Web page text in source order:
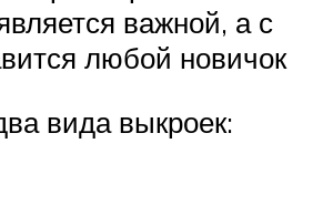
важной, а с
любой новичок
вида выкроек: